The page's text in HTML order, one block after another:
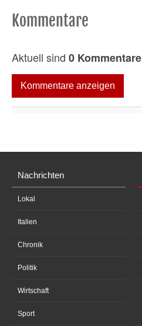
Kommentare
Aktuell sind 0 Kommentare
Kommentare anzeigen
Nachrichten
Lokal
Italien
Chronik
Politik
Wirtschaft
Sport